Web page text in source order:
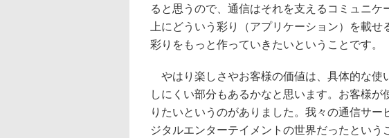
ると思うので、通信はそれを支えるコミュニ
上にどういう彩り（アプリケーション）を載
彩りをもっと作っていきたいということです。
やはり楽しさやお客様の価値は、具体的な使
しにくい部分もあるかなと思います。お客様
りたいというのがありました。我々の通信サ
ジタルエンターテイメントの世界だったという